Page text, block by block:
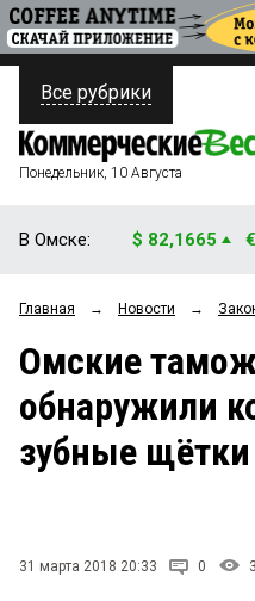
ПОЛИТИКА
ФИНАНСЫ
ОБЩЕСТВО
ЗАКОН
НОВОСТИ КОМПАНИЙ
Все рубрики
Понедельник, 10 Августа
В Омске: $ 82,1665
Главная → Новости →
Омские
обнаружили
зубные щётки
31 марта 2018 20:33 0